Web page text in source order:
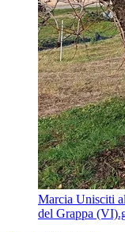
Marcia Unisciti
del Grappa